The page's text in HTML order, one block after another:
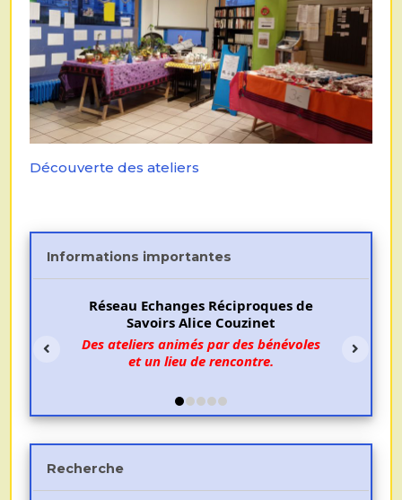
Découverte des ateliers
Informations importantes
Réseau Echanges Réciproques de
Savoirs Alice Couzinet
Des ateliers animés par des bénévoles
et un lieu de rencontre.
Recherche